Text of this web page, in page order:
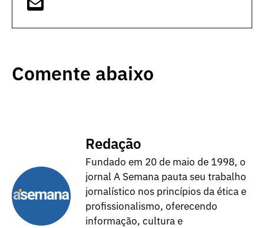
Comente abaixo
Redação
Fundado em 20 de maio de 1998, o
jornal A Semana pauta seu trabalho
jornalístico nos princípios da ética e
profissionalismo, oferecendo
informação, cultura e